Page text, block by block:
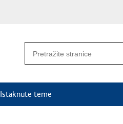
Istaknute teme